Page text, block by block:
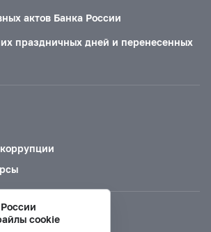
актов Банка России
праздничных дней и перенесенных
cookie